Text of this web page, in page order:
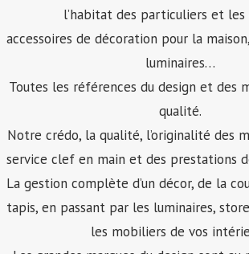
l’habitat des particuliers et les
accessoires de décoration pour la
luminaires…
Toutes les références du design et des
qualité.
Notre crédo, la qualité, l’originalité des
service clef en main et des prestations
La gestion complète d’un décor, de la
tapis, en passant par les luminaires,
les mobiliers de vos